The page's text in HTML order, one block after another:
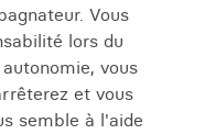
Vous
lors du
vous
et vous
semble à l'aide